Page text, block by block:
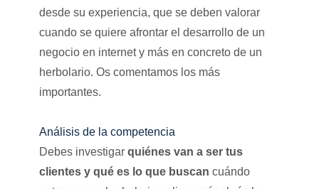
desde su experiencia, que se deben valorar
cuando se quiere afrontar el desarrollo de un
negocio en internet y más en concreto de un
herbolario. Os comentamos los más
importantes.
Análisis de la competencia
Debes investigar quiénes van a ser tus
clientes y qué es lo que buscan cuándo